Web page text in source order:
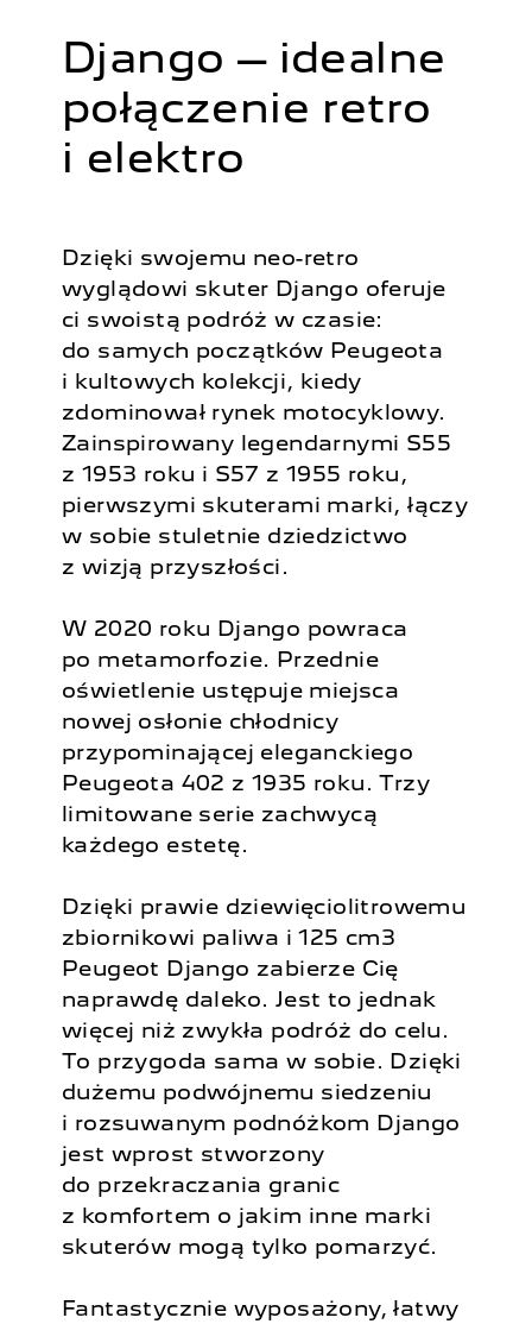
Django – idealne
połączenie retro
i elektro
Dzięki swojemu neo-retro
wyglądowi skuter Django oferuje
ci swoistą podróż w czasie:
do samych początków Peugeota
i kultowych kolekcji, kiedy
zdominował rynek motocyklowy.
Zainspirowany legendarnymi S55
z 1953 roku i S57 z 1955 roku,
pierwszymi skuterami marki, łączy
w sobie stuletnie dziedzictwo
z wizją przyszłości.
W 2020 roku Django powraca
po metamorfozie. Przednie
oświetlenie ustępuje miejsca
nowej osłonie chłodnicy
przypominającej eleganckiego
Peugeota 402 z 1935 roku. Trzy
limitowane serie zachwycą
każdego estetę.
Dzięki prawie dziewięciolitrowemu
zbiornikowi paliwa i 125 cm3
Peugeot Django zabierze Cię
naprawdę daleko. Jest to jednak
więcej niż zwykła podróż do celu.
To przygoda sama w sobie. Dzięki
dużemu podwójnemu siedzeniu
i rozsuwanym podnóżkom Django
jest wprost stworzony
do przekraczania granic
z komfortem o jakim inne marki
skuterów mogą tylko pomarzyć.
Fantastycznie wyposażony, łatwy